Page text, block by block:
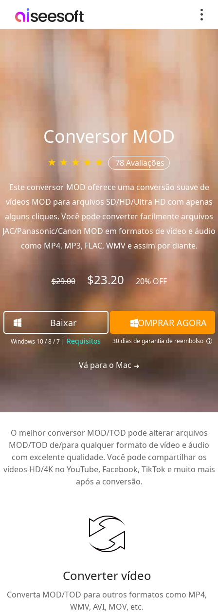
Conversor MOD
78 Avaliações
Este conversor MOD oferece uma conversão suave de
vídeos MOD para arquivos SD/HD/Ultra HD com apenas
alguns cliques. Você pode converter facilmente arquivos
JAC/Panasonic/Canon MOD em formatos de vídeo e áudio
como MP4, MP3, FLAC, WMV e assim por diante.
$29.00 $23.20 20% OFF
Baixar
Windows 10 / 8 / 7 | Requisitos
COMPRAR AGORA
30 dias de garantia de reembolso
Vá para o Mac
O melhor conversor MOD/TOD pode alterar arquivos
MOD/TOD de/para qualquer formato de vídeo e áudio
com excelente qualidade. Você pode compartilhar os
vídeos HD/4K no YouTube, Facebook, TikTok e muito mais
após a conversão.
Converter vídeo
Converta MOD/TOD para outros formatos como MP4,
WMV, AVI, MOV, etc.